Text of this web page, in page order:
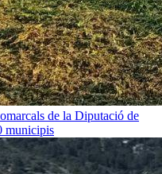
de la Diputació de
municipis